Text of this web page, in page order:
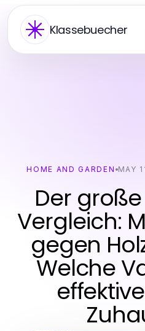
Klassebuecher
HOME AND GARDEN MAY
Der
Vergleich:
gegen
Welche